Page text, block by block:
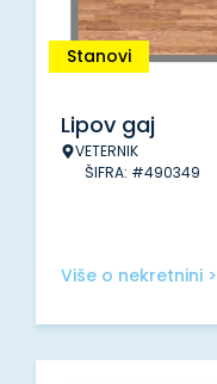
Stanovi
Lipov gaj
VETERNIK
ŠIFRA: #490349
Više o nekretnini >